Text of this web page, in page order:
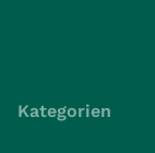
Kategorien